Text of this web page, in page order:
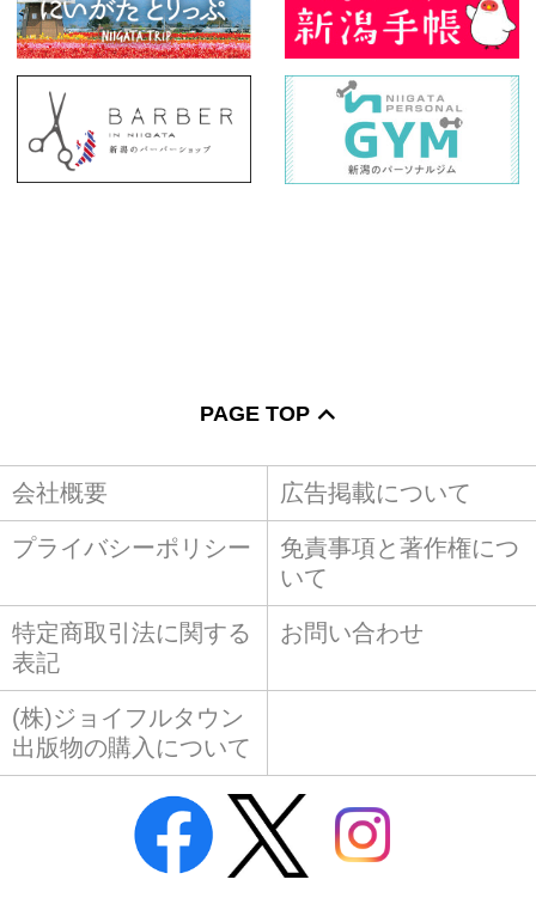
PAGE TOP
会社概要 広告掲載について
プライバシーポリシー
免責事項と著作権につ
いて
特定商取引法に関する
表記
お問い合わせ
(株)ジョイフルタウン
出版物の購入について